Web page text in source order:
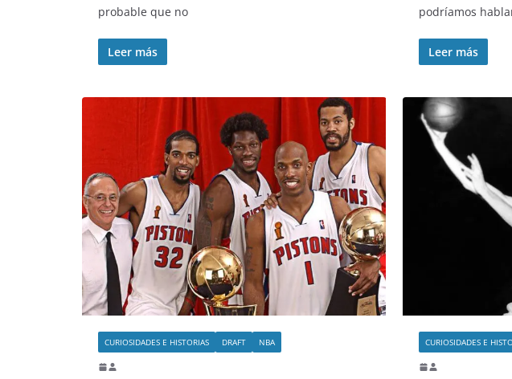
probable que no
Leer más
podríamos
Leer más
CURIOSIDADES E HISTORIAS DRAFT NBA CURIOSIDADES E